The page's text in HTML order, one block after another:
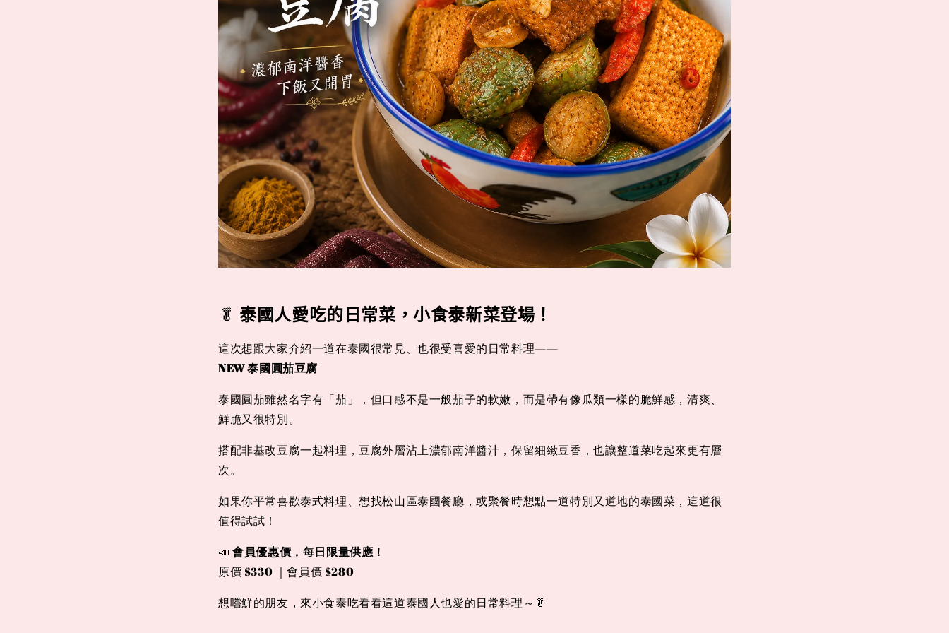
🥬泰國人愛吃的日常菜，小食泰新菜登場！
這次想跟大家介紹一道在泰國很常見、也很受喜愛的日常料理——
NEW 泰國圓茄豆腐
泰國圓茄雖然名字有「茄」，但口感不是一般茄子的軟嫩，而是帶有像瓜類一樣的脆鮮感，清爽、
鮮脆又很特別。
搭配非基改豆腐一起料理，豆腐外層沾上濃郁南洋醬汁，保留細緻豆香，也讓整道菜吃起來更有層
次。
如果你平常喜歡泰式料理、想找松山區泰國餐廳，或聚餐時想點一道特別又道地的泰國菜，這道很
值得試試！
📣會員優惠價，每日限量供應！
原價 $330 ｜會員價 $280
想嚐鮮的朋友，來小食泰吃看看這道泰國人也愛的日常料理～🥬